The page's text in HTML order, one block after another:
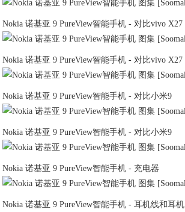
Nokia 诺基亚 9 PureView智能手机 - 对比vivo X27
Nokia 诺基亚 9 PureView智能手机 - 对比vivo X27
Nokia 诺基亚 9 PureView智能手机 - 对比小米9
Nokia 诺基亚 9 PureView智能手机 - 对比小米9
Nokia 诺基亚 9 PureView智能手机 - 充电器
Nokia 诺基亚 9 PureView智能手机 - 耳机线和耳机